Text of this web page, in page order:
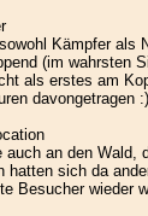
Kämpfer als
(im wahrsten
als erstes am
davongetragen :)
auch an den Wald,
hatten sich da
Besucher wieder